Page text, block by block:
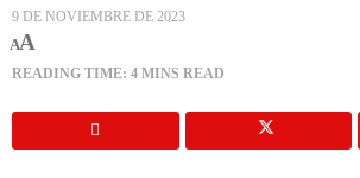
9 DE NOVIEMBRE DE 2023
AA
READING TIME: 4 MINS READ